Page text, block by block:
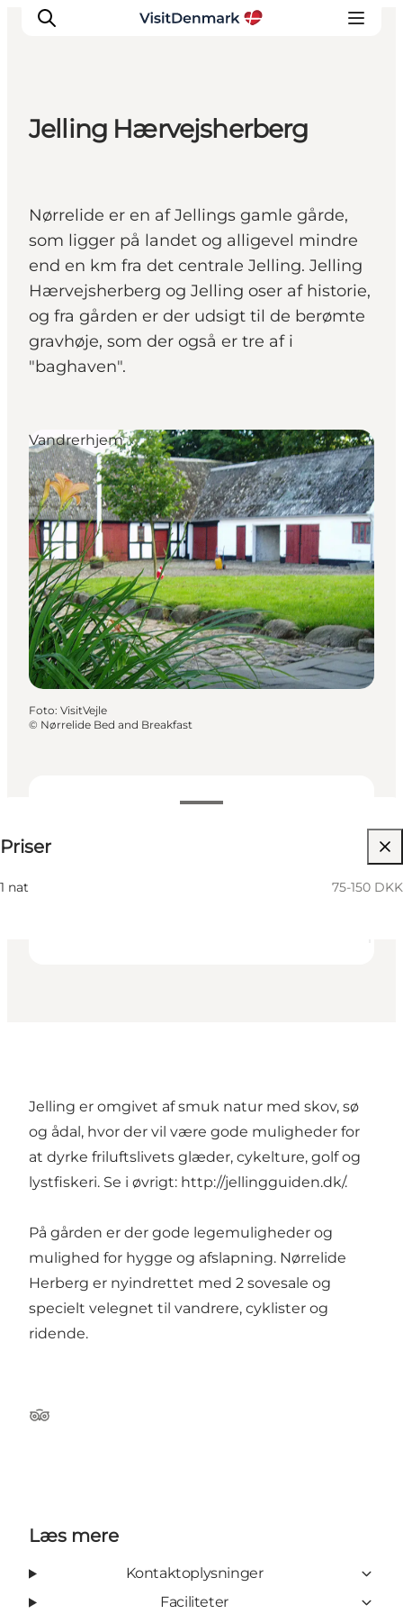
Oplevelser
Overnatning
Planlæg ferien
Jelling Hærvejsherberg
Nørrelide er en af Jellings gamle gårde,
som ligger på landet og alligevel mindre
end en km fra det centrale Jelling. Jelling
Hærvejsherberg og Jelling oser af historie,
og fra gården er der udsigt til de berømte
gravhøje, som der også er tre af i
"baghaven".
Priser
1 nat 75-150 DKK
Vandrerhjem
Foto: VisitVejle
© Nørrelide Bed and Breakfast
Jelling er omgivet af smuk natur med skov, sø
og ådal, hvor der vil være gode muligheder for
at dyrke friluftslivets glæder, cykelture, golf og
lystfiskeri. Se i øvrigt: http://jellingguiden.dk/.
På gården er der gode legemuligheder og
mulighed for hygge og afslapning. Nørrelide
Herberg er nyindrettet med 2 sovesale og
specielt velegnet til vandrere, cyklister og
ridende.
Tripadvisor
Læs mere
Kontaktoplysninger
Faciliteter